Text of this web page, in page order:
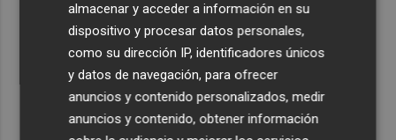
almacenar y acceder a información en su
dispositivo y procesar datos personales,
como su dirección IP, identificadores únicos
y datos de navegación, para ofrecer
anuncios y contenido personalizados, medir
anuncios y contenido, obtener información